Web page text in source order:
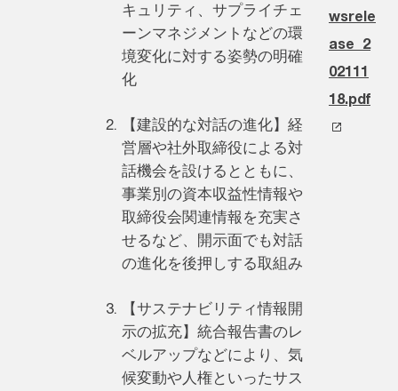
キュリティ、サプライチェ
ーンマネジメントなどの環
境変化に対する姿勢の明確
化
【建設的な対話の進化】経
営層や社外取締役による対
話機会を設けるとともに、
事業別の資本収益性情報や
取締役会関連情報を充実さ
せるなど、開示面でも対話
の進化を後押しする取組み
【サステナビリティ情報開
示の拡充】統合報告書のレ
ベルアップなどにより、気
候変動や人権といったサス
wsrele
ase_2
02111
18.pdf